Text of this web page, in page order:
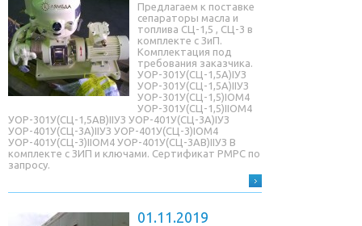
Предлагаем к поставке
сепараторы масла и
топлива СЦ-1,5 , СЦ-3 в
комплекте с ЗиП.
Комплектация под
требования заказчика.
УОР-301У(СЦ-1,5A)IУЗ
УОР-301У(СЦ-1,5A)IIУЗ
УОР-301У(СЦ-1,5)IОМ4
УОР-301У(СЦ-1,5)IIОМ4
УОР-301У(СЦ-1,5AB)IIУЗ УОР-401У(СЦ-3A)IУЗ
УОР-401У(СЦ-3A)IIУЗ УОР-401У(СЦ-3)IОМ4
УОР-401У(СЦ-3)IIОМ4 УОР-401У(СЦ-3AB)IIУЗ В
комплекте с ЗИП и ключами. Сертификат РМРС по
запросу.
01.11.2019